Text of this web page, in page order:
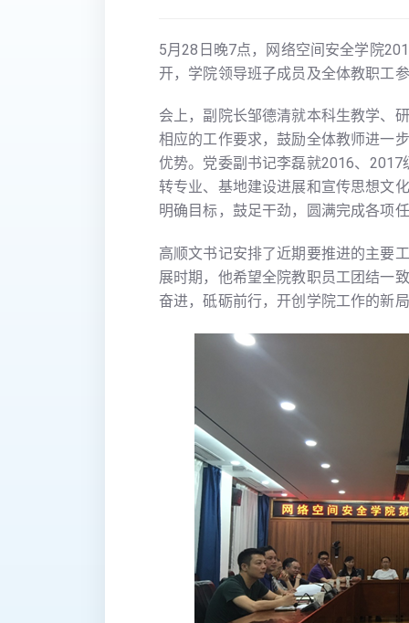
5月28日晚7点，网络空间安全学院
开，学院领导班子成员及全体教职工
会上，副院长邹德清就本科生教学、
相应的工作要求，鼓励全体教师进一
优势。党委副书记李磊就2016、
转专业、基地建设进展和宣传思想文
明确目标，鼓足干劲，圆满完成各项
高顺文书记安排了近期要推进的主要
展时期，他希望全院教职员工团结一
奋进，砥砺前行，开创学院工作的新